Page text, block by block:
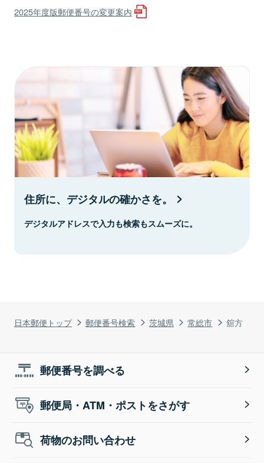
日本郵便トップ 郵便番号検索 茨城県 常総市 舘方
2025年度版郵便番号の変更案内
住所に、デジタルの確かさを。
デジタルアドレスで入力も検索もスムーズに。
郵便番号を調べる
郵便局・ATM・ポストをさがす
荷物のお問い合わせ